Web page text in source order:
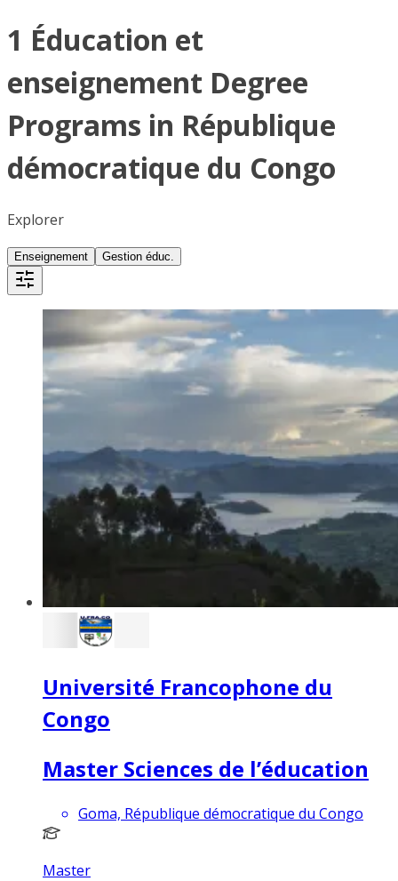
1 Éducation et
enseignement Degree
Programs in République
démocratique du Congo
Explorer
Enseignement Gestion éduc.
Université Francophone du
Congo
Master Sciences de l’éducation
Goma, République démocratique du Congo
Master